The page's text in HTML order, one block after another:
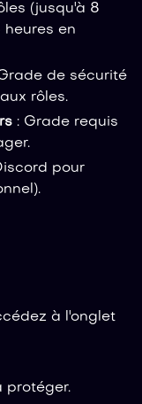
(jusqu'à 8
heures en
de sécurité
rôles.
: Grade requis
pour
à l'onglet
protéger.